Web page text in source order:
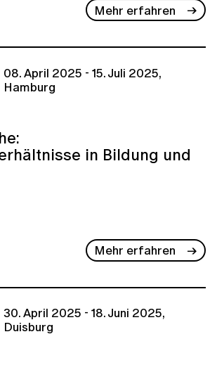
Mehr erfahren
08. April 2025 - 15. Juli 2025,
Hamburg
in Bildung und
Mehr erfahren
30. April 2025 - 18. Juni 2025,
Duisburg